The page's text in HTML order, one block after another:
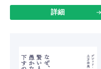
詳細